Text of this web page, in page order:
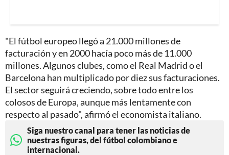
"El fútbol europeo llegó a 21.000 millones de
facturación y en 2000 hacía poco más de 11.000
millones. Algunos clubes, como el Real Madrid o el
Barcelona han multiplicado por diez sus facturaciones.
El sector seguirá creciendo, sobre todo entre los
colosos de Europa, aunque más lentamente con
respecto al pasado", afirmó el economista italiano.
Siga nuestro canal para tener las noticias de
nuestras figuras, del fútbol colombiano e
internacional.